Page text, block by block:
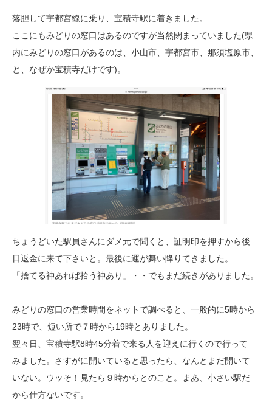
落胆して宇都宮線に乗り、宝積寺駅に着きました。
ここにもみどりの窓口はあるのですが当然閉まっていました(県
内にみどりの窓口があるのは、小山市、宇都宮市、那須塩原市、
と、なぜか宝積寺だけです)。
ちょうどいた駅員さんにダメ元で聞くと、証明印を押すから後
日返金に来て下さいと。最後に運が舞い降りてきました。
「捨てる神あれば拾う神あり」・・でもまだ続きがありました。
みどりの窓口の営業時間をネットで調べると、一般的に5時から
23時で、短い所で７時から19時とありました。
翌々日、宝積寺駅8時45分着で来る人を迎えに行くので行って
みました。さすがに開いていると思ったら、なんとまだ開いて
いない。ウッそ！見たら９時からとのこと。まあ、小さい駅だ
から仕方ないです。